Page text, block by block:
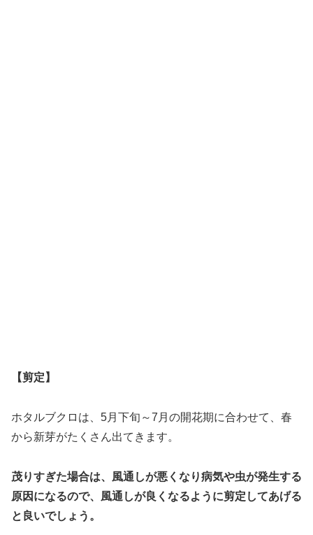
【剪定】
ホタルブクロは、5月下旬～7月の開花期に合わせて、春
から新芽がたくさん出てきます。
茂りすぎた場合は、風通しが悪くなり病気や虫が発生する
原因になるので、風通しが良くなるように剪定してあげる
と良いでしょう。